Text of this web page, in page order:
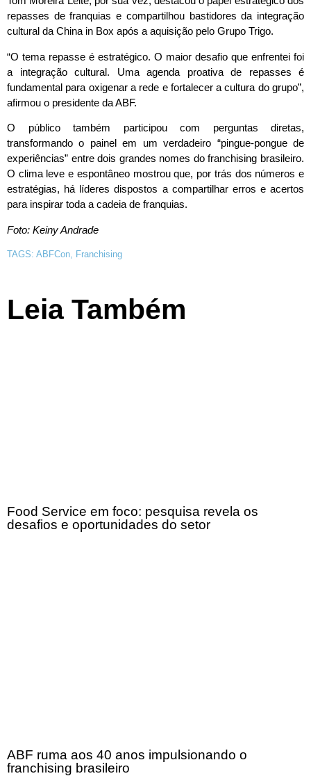
repasses de franquias e compartilhou bastidores da integração
cultural da China in Box após a aquisição pelo Grupo Trigo.
“O tema repasse é estratégico. O maior desafio que enfrentei foi
a integração cultural. Uma agenda proativa de repasses é
fundamental para oxigenar a rede e fortalecer a cultura do grupo”,
afirmou o presidente da ABF.
O público também participou com perguntas diretas,
transformando o painel em um verdadeiro “pingue-pongue de
experiências” entre dois grandes nomes do franchising brasileiro.
O clima leve e espontâneo mostrou que, por trás dos números e
estratégias, há líderes dispostos a compartilhar erros e acertos
para inspirar toda a cadeia de franquias.
Foto: Keiny Andrade
TAGS: ABFCon Franchising
Leia Também
Food Service em foco: pesquisa revela os
desafios e oportunidades do setor
ABF ruma aos 40 anos impulsionando o
franchising brasileiro